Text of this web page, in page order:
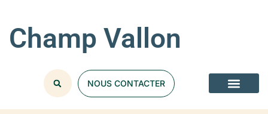
Champ Vallon
NOUS CONTACTER